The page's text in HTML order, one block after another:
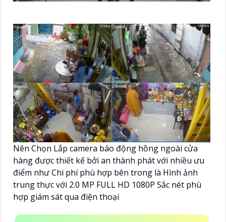
Nên Chọn Lắp camera báo động hồng ngoài cửa
hàng được thiết kế bởi an thành phát với nhiều ưu
điểm như Chi phí phù hợp bên trong là Hình ảnh
trung thực với 2.0 MP FULL HD 1080P Sắc nét phù
hợp giám sát qua điện thoại